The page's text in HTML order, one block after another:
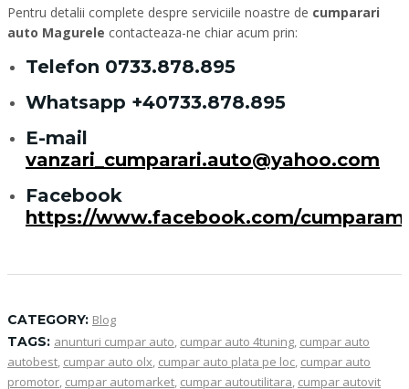
Pentru detalii complete despre serviciile noastre de cumparari
auto Magurele contacteaza-ne chiar acum prin:
Telefon 0733.878.895
Whatsapp +40733.878.895
E-mail
vanzari_cumparari.auto@yahoo.com
Facebook
https://www.facebook.com/
CATEGORY: Blog
TAGS: anunturi cumpar auto, cumpar auto 4tuning, cumpar auto
autobest, cumpar auto olx, cumpar auto plata pe loc, cumpar auto
promotor, cumpar automarket, cumpar autoutilitara, cumpar autovit